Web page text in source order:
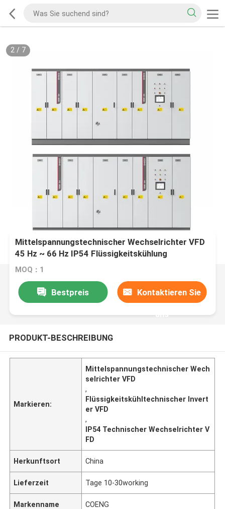
2/ 7
Mittelspannungstechnischer Wechselrichter VFD
45 Hz ~ 66 Hz IP54 Flüssigkeitskühlung
MOQ：1
Bestpreis Kontaktieren Sie
uns
PRODUKT-BESCHREIBUNG
Markieren:
Mittelspannungstechnischer Wech
selrichter VFD
,
Flüssigkeitskühltechnischer Invert
er VFD
,
IP54 Technischer Wechselrichter V
FD
Herkunftsort China
Lieferzeit Tage 10-30working
Markenname COENG